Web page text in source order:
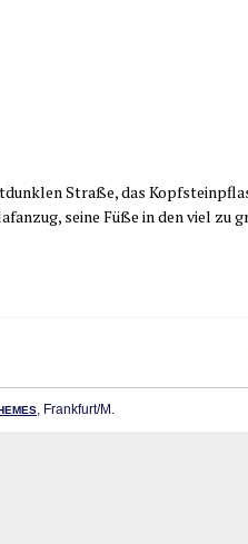
Stra­ße, das
sei­ne Füße in den viel zu
, Frankfurt/M.